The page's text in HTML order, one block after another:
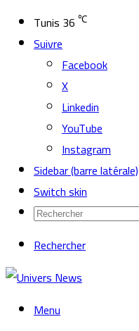
Tunis 36 ℃
Suivre
Facebook
X
Linkedin
YouTube
Instagram
Sidebar (barre latérale)
Switch skin
Rechercher
Menu